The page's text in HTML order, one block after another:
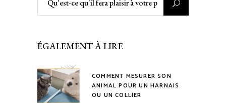
ÉGALEMENT À LIRE
COMMENT MESURER SON
ANIMAL POUR UN HARNAIS
OU UN COLLIER